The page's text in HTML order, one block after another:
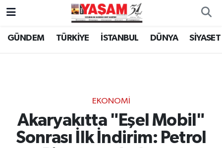
GÜNDEM TÜRKİYE İSTANBUL DÜNYA SİYASET
EKONOMİ
Akaryakıtta "Eşel Mobil"
Sonrası İlk İndirim: Petrol